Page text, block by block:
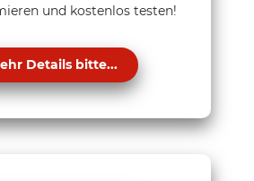
und kostenlos testen!
Details bitte...